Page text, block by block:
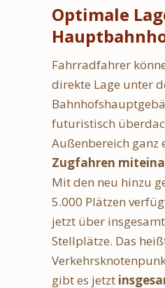
Optimale
Fahrradfahrer
direkte Lage unter
futuristisch
Außenbereich ganz
Zugfahren
Mit den neu hinzu
5.000 Plätzen
jetzt über
Stellplätze. Das
gibt es jetzt